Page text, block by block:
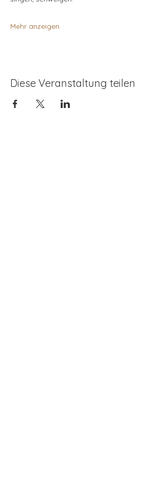
Mehr anzeigen
Diese Veranstaltung teilen